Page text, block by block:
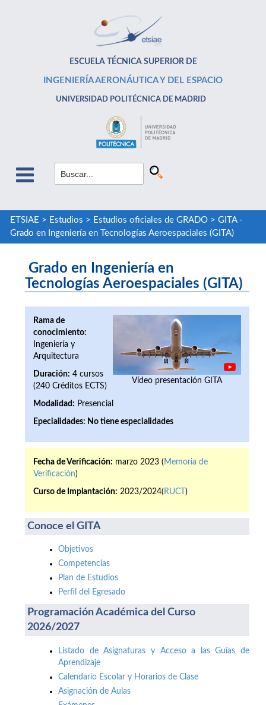
ESCUELA TÉCNICA SUPERIOR DE
INGENIERÍA AERONÁUTICA Y DEL ESPACIO
UNIVERSIDAD POLITÉCNICA DE MADRID
ETSIAE > Estudios > Estudios oficiales de GRADO> GITA -
Grado en Ingeniería en Tecnologías Aeroespaciales (GITA)
Grado en Ingeniería en
Tecnologías Aeroespaciales (GITA)
Vídeo presentación GITA
Rama de
conocimiento:
Ingeniería y
Arquitectura
Duración: 4 cursos
(240 Créditos ECTS)
Modalidad: Presencial
Epecialidades: No tiene especialidades
Fecha de Verificación: marzo 2023 ( Memoria de
Verificación)
Curso de Implantación: 2023/2024( RUCT )
Conoce el GITA
Objetivos
Competencias
Plan de Estudios
Perfil del Egresado
Programación Académica del Curso
2026/2027
Listado de Asignaturas y Acceso a las Guías de
Aprendizaje
Calendario Escolar y Horarios de Clase
Asignación de Aulas